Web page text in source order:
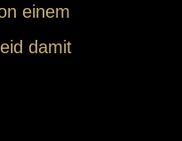
einem
damit